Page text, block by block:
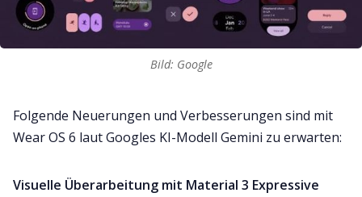
Bild: Google
Folgende Neuerungen und Verbesserungen sind mit
Wear OS 6 laut Googles KI-Modell Gemini zu erwarten:
Visuelle Überarbeitung mit Material 3 Expressive